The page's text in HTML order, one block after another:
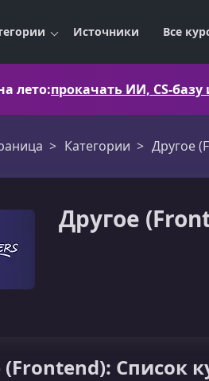
Источники Все
лето:прокачать ИИ, CS-
Категории Другое
Другое
(Frontend): Список